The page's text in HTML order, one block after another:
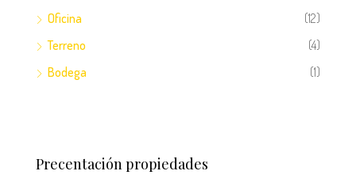
Oficina
(12)
Terreno
(4)
Bodega
(1)
Precentación propiedades